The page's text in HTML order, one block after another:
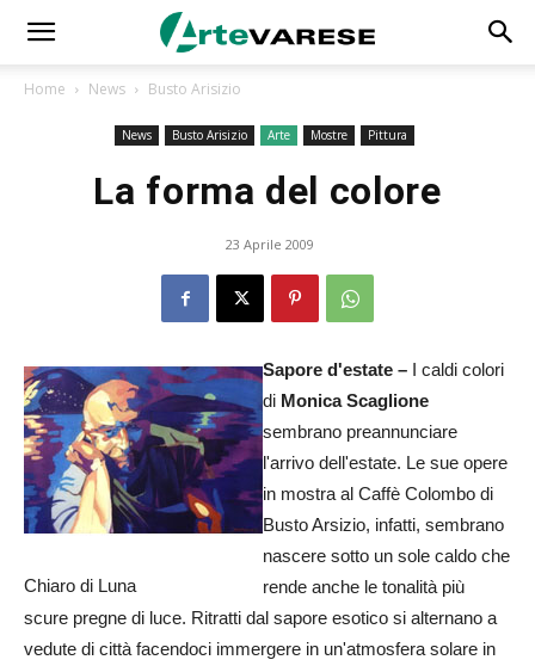
Home News Busto Arisizio
News Busto Arisizio Arte Mostre Pittura
La forma del colore
23 Aprile 2009
Chiaro di Luna
Sapore d'estate – I caldi colori
di Monica Scaglione
sembrano preannunciare
l'arrivo dell'estate. Le sue opere
in mostra al Caffè Colombo di
Busto Arsizio, infatti, sembrano
nascere sotto un sole caldo che
rende anche le tonalità più
scure pregne di luce. Ritratti dal sapore esotico si alternano a
vedute di città facendoci immergere in un'atmosfera solare in